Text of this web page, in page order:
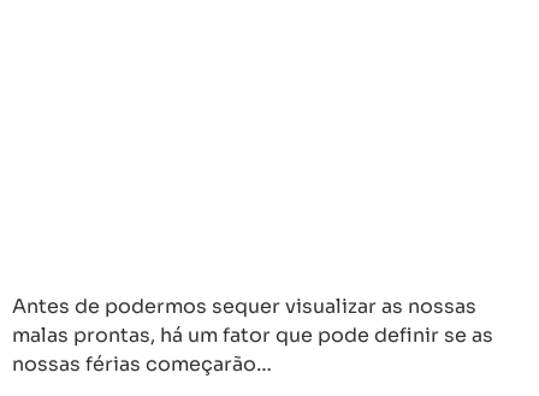
Antes de podermos sequer visualizar as nossas
malas prontas, há um fator que pode definir se as
nossas férias começarão…